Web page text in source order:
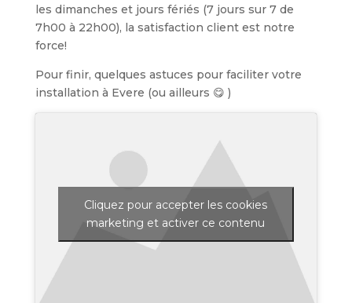
les dimanches et jours fériés (7 jours sur 7 de
7h00 à 22h00), la satisfaction client est notre
force!
Pour finir, quelques astuces pour faciliter votre
installation à Evere (ou ailleurs 😋 )
Cliquez pour accepter les cookies
marketing et activer ce contenu